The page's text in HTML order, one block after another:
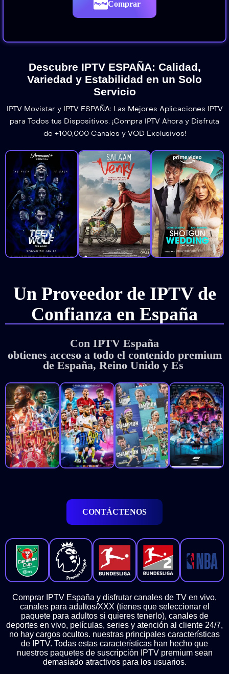
Comprar
Descubre IPTV ESPAÑA: Calidad,
Variedad y Estabilidad en un Solo
Servicio
IPTV Movistar y IPTV ESPAÑA: Las Mejores Aplicaciones IPTV
para Todos tus Dispositivos. ¡Compra IPTV Ahora y Disfruta
de +100,000 Canales y VOD Exclusivos!
Un Proveedor de IPTV de
Confianza en España
Con IPTV España
obtienes acceso a todo el contenido premium
de España, Reino Unido y Estados Unid
CONTÁCTENOS
Comprar IPTV España y disfrutar canales de TV en vivo,
canales para adultos/XXX (tienes que seleccionar el
paquete para adultos si quieres tenerlo), canales de
deportes en vivo, películas, series y atención al cliente 24/7,
no hay cargos ocultos. nuestras principales características
de IPTV. Todas estas características han hecho que
nuestros paquetes de suscripción IPTV premium sean
demasiado atractivos para los usuarios.